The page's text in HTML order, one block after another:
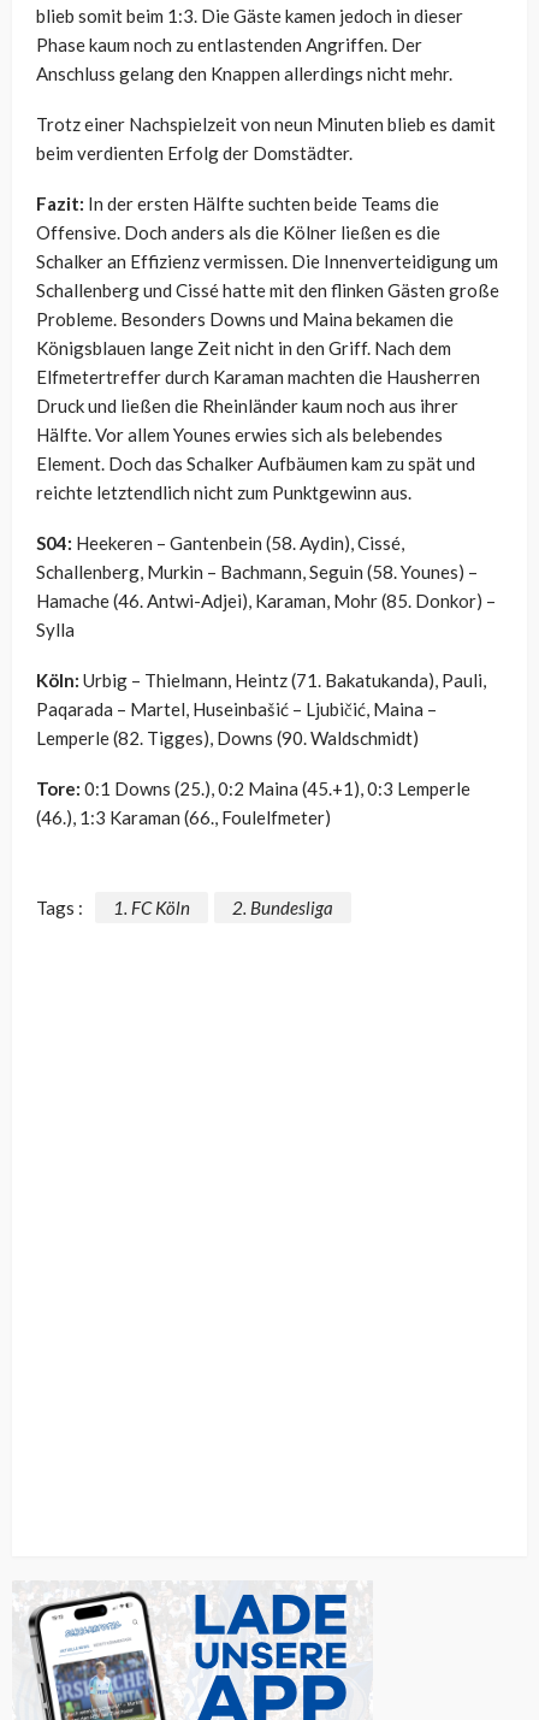
blieb somit beim 1:3. Die Gäste kamen jedoch in dieser
Phase kaum noch zu entlastenden Angriffen. Der
Anschluss gelang den Knappen allerdings nicht mehr.
Trotz einer Nachspielzeit von neun Minuten blieb es damit
beim verdienten Erfolg der Domstädter.
Fazit: In der ersten Hälfte suchten beide Teams die
Offensive. Doch anders als die Kölner ließen es die
Schalker an Effizienz vermissen. Die Innenverteidigung um
Schallenberg und Cissé hatte mit den flinken Gästen große
Probleme. Besonders Downs und Maina bekamen die
Königsblauen lange Zeit nicht in den Griff. Nach dem
Elfmetertreffer durch Karaman machten die Hausherren
Druck und ließen die Rheinländer kaum noch aus ihrer
Hälfte. Vor allem Younes erwies sich als belebendes
Element. Doch das Schalker Aufbäumen kam zu spät und
reichte letztendlich nicht zum Punktgewinn aus.
S04: Heekeren – Gantenbein (58. Aydin), Cissé,
Schallenberg, Murkin – Bachmann, Seguin (58. Younes) –
Hamache (46. Antwi-Adjei), Karaman, Mohr (85. Donkor) –
Sylla
Köln: Urbig – Thielmann, Heintz (71. Bakatukanda), Pauli,
Paqarada – Martel, Huseinbašić – Ljubičić, Maina –
Lemperle (82. Tigges), Downs (90. Waldschmidt)
Tore: 0:1 Downs (25.), 0:2 Maina (45.+1), 0:3 Lemperle
(46.), 1:3 Karaman (66., Foulelfmeter)
Tags : 1. FC Köln 2. Bundesliga